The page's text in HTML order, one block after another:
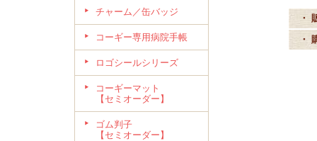
チャーム／缶バッジ
コーギー専用病院手帳
ロゴシールシリーズ
コーギーマット
【セミオーダー】
ゴム判子
【セミオーダー】
・
・